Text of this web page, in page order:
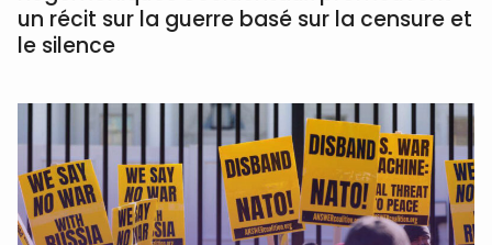
un récit sur la guerre basé sur la censure et
le silence